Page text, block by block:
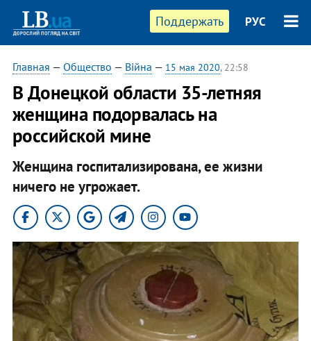
Поддержать РУС
Главная — Общество — Війна — 15 мая 2020, 22:58
В Донецкой области 35-летняя
женщина подорвалась на
российской мине
Женщина госпитализирована, ее жизни
ничего не угрожает.